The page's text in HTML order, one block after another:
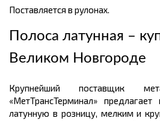
Поставляется в рулонах.
Полоса латунная –
Великом Новгороде
Крупнейший поставщик
«МетТрансТерминал» предлагает
латунную в розницу, мелким и